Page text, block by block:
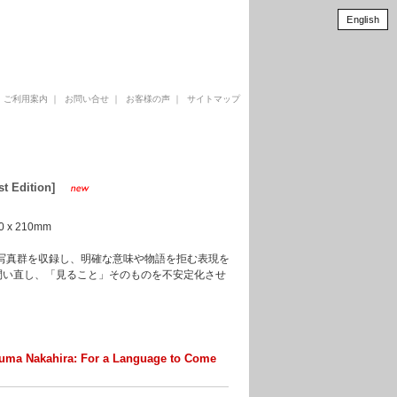
ご利用案内 お問い合せ お客様の声 サイトマップ
Edition]
x 210mm
群を収録し、明確な意味や物語を拒む表現を
直し、「見ること」そのものを不安定化させ
Nakahira: For a Language to Come
English